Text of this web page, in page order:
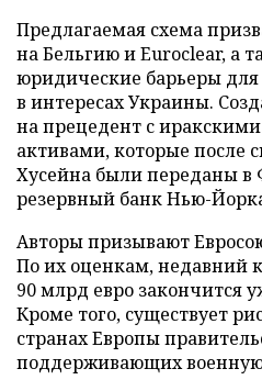
Предлагаемая схема
на Бельгию и Euroclear, а
юридические барьеры для
в интересах Украины.
на прецедент с
активами, которые после
Хусейна были переданы
резервный банк Нью-
Авторы призывают
По их оценкам, недавний
90 млрд евро закончится
Кроме того, существует
странах Европы
поддерживающих